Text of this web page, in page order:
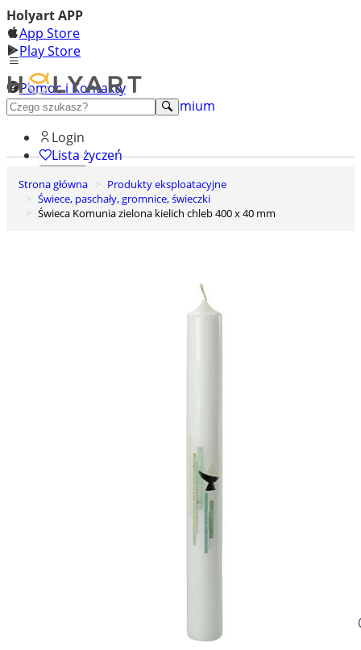
Holyart APP
App Store
Play Store
Pomoc i Kontakty
+48 222 922 860
Odkryj premium
Login
Lista życzeń
0
Koszyk
Strona główna
Produkty eksploatacyjne
Świece, paschały, gromnice, świeczki
Świeca Komunia zielona kielich chleb 400 x 40 mm